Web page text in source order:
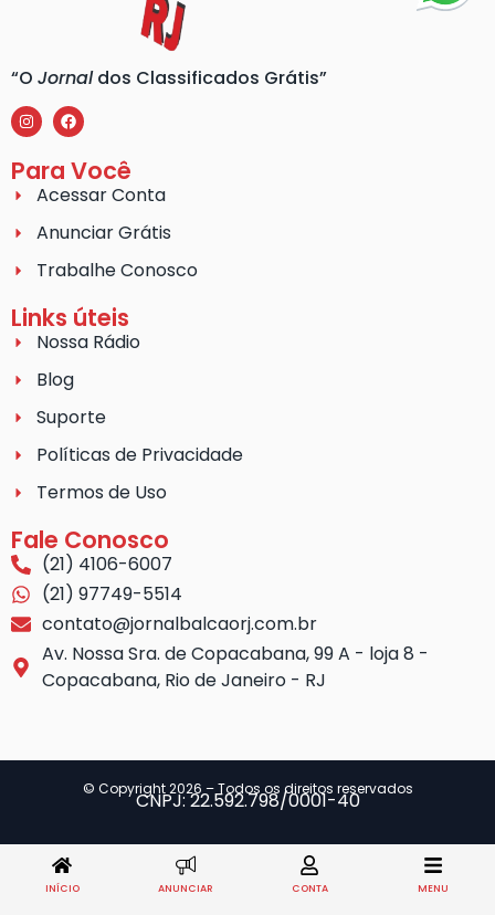
“O Jornaldos Classificados Grátis”
Para Você
Acessar Conta
Anunciar Grátis
Trabalhe Conosco
Links úteis
Nossa Rádio
Blog
Suporte
Políticas de Privacidade
Termos de Uso
Fale Conosco
(21) 4106-6007
(21) 97749-5514
contato@jornalbalcaorj.com.br
Av. Nossa Sra. de Copacabana, 99 A - loja 8 -
Copacabana, Rio de Janeiro - RJ
© Copyright 2026 – Todos os direitos reservados
CNPJ: 22.592.798/0001-40
INÍCIO ANUNCIAR CONTA MENU